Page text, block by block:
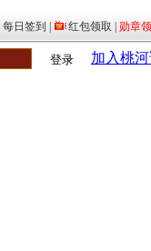
登录 加入桃